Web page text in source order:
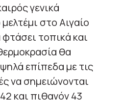
γενικά
στο Αιγαίο
τοπικά και
θα
επίπεδα με τις
να σημειώνονται
και πιθανόν 43